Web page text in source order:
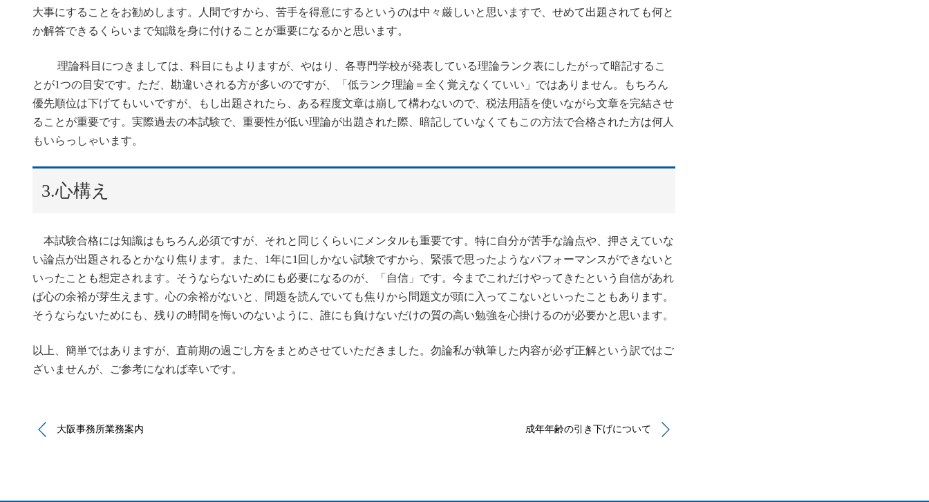
大事にすることをお勧めします。人間ですから、苦手を得意にするというのは中々厳しいと思いますで、せめて出題されても何と
か解答できるくらいまで知識を身に付けることが重要になるかと思います。
理論科目につきましては、科目にもよりますが、やはり、各専門学校が発表している理論ランク表にしたがって暗記するこ
とが1つの目安です。ただ、勘違いされる方が多いのですが、「低ランク理論＝全く覚えなくていい」ではありません。もちろん
優先順位は下げてもいいですが、もし出題されたら、ある程度文章は崩して構わないので、税法用語を使いながら文章を完結させ
ることが重要です。実際過去の本試験で、重要性が低い理論が出題された際、暗記していなくてもこの方法で合格された方は何人
もいらっしゃいます。
3.心構え
本試験合格には知識はもちろん必須ですが、それと同じくらいにメンタルも重要です。特に自分が苦手な論点や、押さえていな
い論点が出題されるとかなり焦ります。また、1年に1回しかない試験ですから、緊張で思ったようなパフォーマンスができないと
いったことも想定されます。そうならないためにも必要になるのが、「自信」です。今までこれだけやってきたという自信があれ
ば心の余裕が芽生えます。心の余裕がないと、問題を読んでいても焦りから問題文が頭に入ってこないといったこともあります。
そうならないためにも、残りの時間を悔いのないように、誰にも負けないだけの質の高い勉強を心掛けるのが必要かと思います。
以上、簡単ではありますが、直前期の過ごし方をまとめさせていただきました。勿論私が執筆した内容が必ず正解という訳ではご
ざいませんが、ご参考になれば幸いです。
大阪事務所業務案内 成年年齢の引き下げについて